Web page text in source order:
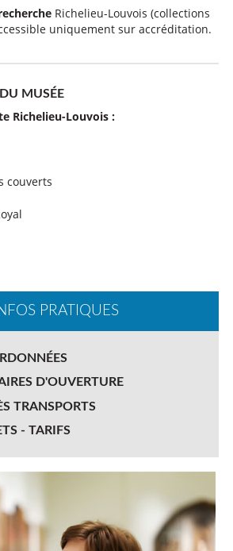
Richelieu-Louvois (collections
uniquement sur accréditation.
MUSÉE
Richelieu-Louvois :
couverts
PRATIQUES
D'OUVERTURE
TRANSPORTS
- TARIFS